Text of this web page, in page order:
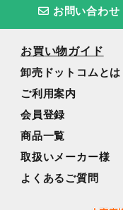
お問い合わせ
お買い物ガイド
卸売ドットコムとは
ご利用案内
会員登録
商品一覧
取扱いメーカー様
よくあるご質問